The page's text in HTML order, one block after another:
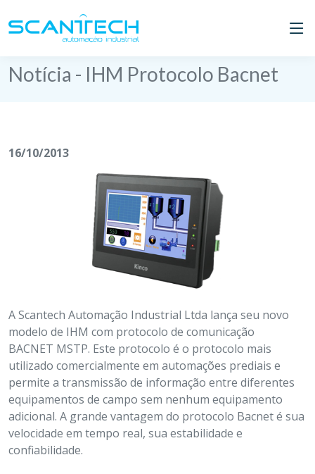
Notícia - IHM Protocolo Bacnet
16/10/2013
A Scantech Automação Industrial Ltda lança seu novo
modelo de IHM com protocolo de comunicação
BACNET MSTP. Este protocolo é o protocolo mais
utilizado comercialmente em automações prediais e
permite a transmissão de informação entre diferentes
equipamentos de campo sem nenhum equipamento
adicional. A grande vantagem do protocolo Bacnet é sua
velocidade em tempo real, sua estabilidade e
confiabilidade.